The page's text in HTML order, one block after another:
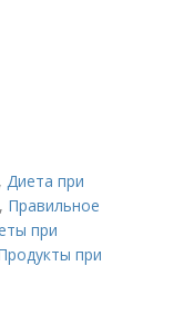
,Диета при
, Правильное
при
при